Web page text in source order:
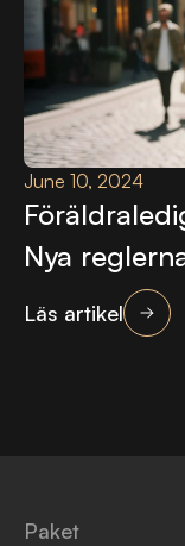
June 10, 2024
Nya
Läs artikel
Paket